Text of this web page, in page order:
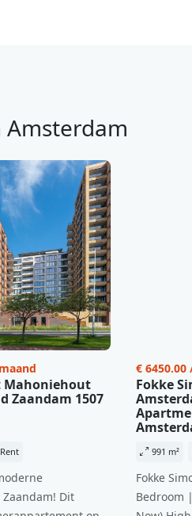
Amsterdam
Zaandam 1507
Dit
€
Fokke
991 m²
Fokke
Bedroom